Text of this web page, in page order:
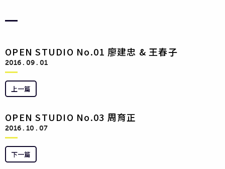
OPEN STUDIO No.01 廖建忠 & 王春子
2016 . 09 . 01
上一篇
OPEN STUDIO No.03 周育正
2016 . 10 . 07
下一篇